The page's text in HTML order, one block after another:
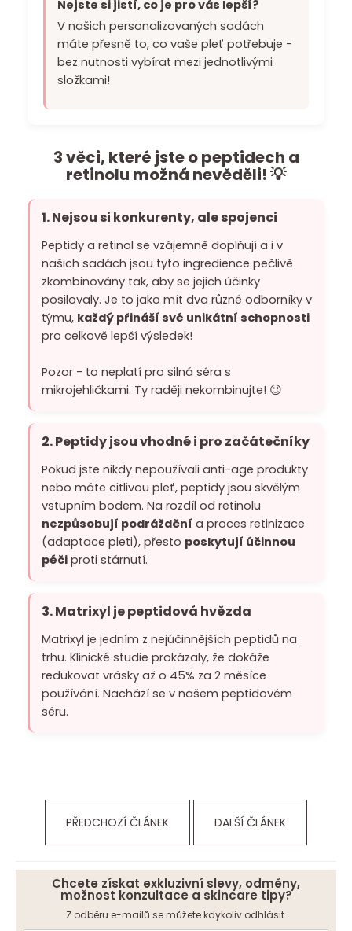
Nejste si jistí, co je pro vás lepší?
V našich personalizovaných sadách
máte přesně to, co vaše pleť potřebuje -
bez nutnosti vybírat mezi jednotlivými
složkami!
3 věci, které jste o peptidech a
retinolu možná nevěděli! 💡
1. Nejsou si konkurenty, ale spojenci
Peptidy a retinol se vzájemně doplňují a i v
našich sadách jsou tyto ingredience pečlivě
zkombinovány tak, aby se jejich účinky
posilovaly. Je to jako mít dva různé odborníky v
týmu, každý přináší své unikátní schopnosti
pro celkově lepší výsledek!
Pozor - to neplatí pro silná séra s
mikrojehličkami. Ty raději nekombinujte! 😉
2. Peptidy jsou vhodné i pro začátečníky
Pokud jste nikdy nepoužívali anti-age produkty
nebo máte citlivou pleť, peptidy jsou skvělým
vstupním bodem. Na rozdíl od retinolu
nezpůsobují podráždění a proces retinizace
(adaptace pleti), přesto poskytují účinnou
péči proti stárnutí.
3. Matrixyl je peptidová hvězda
Matrixyl je jedním z nejúčinnějších peptidů na
trhu. Klinické studie prokázaly, že dokáže
redukovat vrásky až o 45% za 2 měsíce
používání. Nachází se v našem peptidovém
séru.
PŘEDCHOZÍ ČLÁNEK DALŠÍ ČLÁNEK
Chcete získat exkluzivní slevy, odměny,
možnost konzultace a skincare tipy?
Z odběru e-mailů se můžete kdykoliv odhlásit.